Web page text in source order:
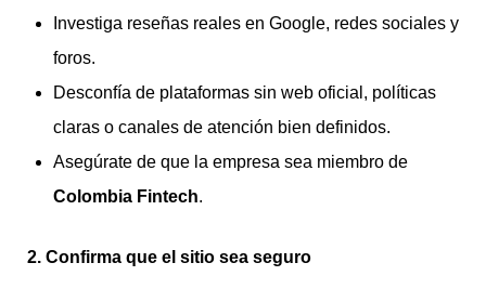
Investiga reseñas reales en Google, redes sociales y
foros.
Desconfía de plataformas sin web oficial, políticas
claras o canales de atención bien definidos.
Asegúrate de que la empresa sea miembro de
Colombia Fintech.
2. Confirma que el sitio sea seguro